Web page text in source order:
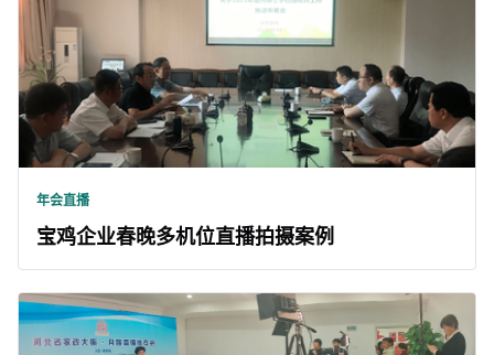
年会直播
宝鸡企业春晚多机位直播拍摄案例